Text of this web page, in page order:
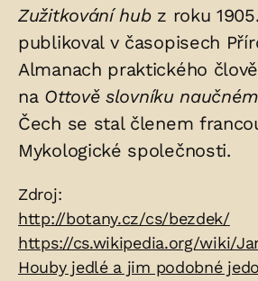
Zužitkování hubz roku
publikoval v časopisech
Almanach praktického
na Ottově slovníku naučném
Čech se stal členem
Mykologické společnosti.
Zdroje:
Zdroj:
http://botany.cz/cs/bezdek/
https://cs.wikipedia.org/wiki/
Houby jedlé a jim podobné